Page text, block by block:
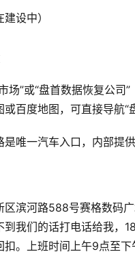
设中）
场”或“盘首数据恢复公司”
百度地图，可直接导航“
唯一汽车入口，内部提
区滨河路588号赛格数码
我们的话打电话给我，
。上班时间上午9点至下